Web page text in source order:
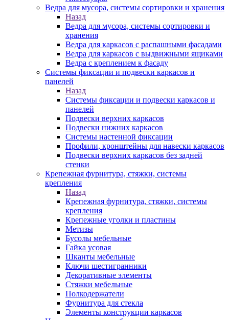
Ведра для мусора, системы сортировки и хранения
Назад
Ведра для мусора, системы сортировки и
хранения
Ведра для каркасов с распашными фасадами
Ведра для каркасов с выдвижными ящиками
Ведра с креплением к фасаду
Системы фиксации и подвески каркасов и
панелей
Назад
Системы фиксации и подвески каркасов и
панелей
Подвески верхних каркасов
Подвески нижних каркасов
Системы настенной фиксации
Профили, кронштейны для навески каркасов
Подвески верхних каркасов без задней
стенки
Крепежная фурнитура, стяжки, системы
крепления
Назад
Крепежная фурнитура, стяжки, системы
крепления
Крепежные уголки и пластины
Метизы
Бусолы мебельные
Гайка усовая
Шканты мебельные
Ключи шестигранники
Декоративные элементы
Стяжки мебельные
Полкодержатели
Фурнитура для стекла
Элементы конструкции каркасов